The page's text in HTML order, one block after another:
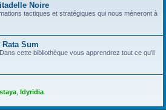
Noire
tactiques et stratégiques qui nous méneront à
Sum
cette bibliothèque vous apprendrez tout ce qu'il
Idyridia